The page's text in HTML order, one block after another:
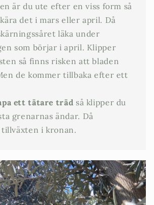
är du ute efter en viss form så
det i mars eller april. Då
läka under
som börjar i april. Klipper
så finns risken att bladen
de kommer tillbaka efter ett
ett tätare träd så klipper du
grenarnas ändar. Då
i kronan.